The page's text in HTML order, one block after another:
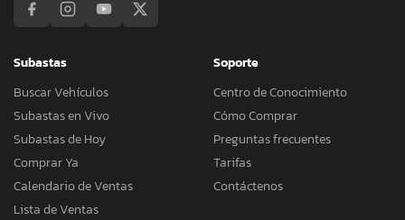
Subastas
Buscar Vehículos
Subastas en Vivo
Subastas de Hoy
Comprar Ya
Calendario de Ventas
Lista de Ventas
Soporte
Centro de Conocimiento
Cómo Comprar
Preguntas frecuentes
Tarifas
Contáctenos